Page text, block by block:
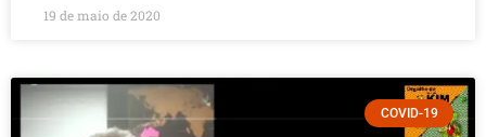
19 de maio de 2020
COVID-19